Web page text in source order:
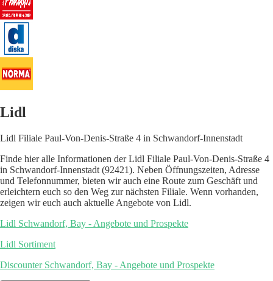
Lidl
Lidl Filiale Paul-Von-Denis-Straße 4 in Schwandorf-Innenstadt
Finde hier alle Informationen der Lidl Filiale Paul-Von-Denis-Straße 4
in Schwandorf-Innenstadt (92421). Neben Öffnungszeiten, Adresse
und Telefonnummer, bieten wir auch eine Route zum Geschäft und
erleichtern euch so den Weg zur nächsten Filiale. Wenn vorhanden,
zeigen wir euch auch aktuelle Angebote von Lidl.
Lidl Schwandorf, Bay - Angebote und Prospekte
Lidl Sortiment
Discounter Schwandorf, Bay - Angebote und Prospekte